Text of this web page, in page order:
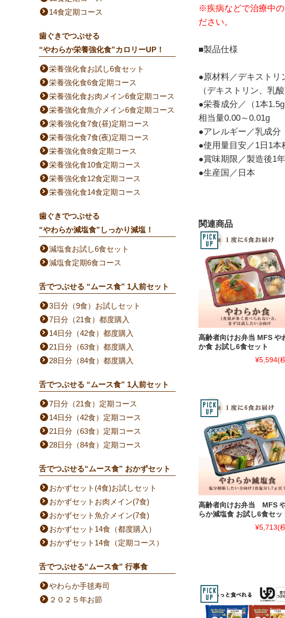
※疾病などで治療中
ださい。
■製品仕様
●原材料／デキストリ
（デキストリン、乳
●栄養成分／（1本
相当量0.00～0.01g
●アレルギー／乳成分
●使用量目安／1日1本
●賞味期限／製造後1
●生産国／日本
関連商品
高齢者向けお弁当 MFS や
か食 お試し6食セット
¥5,594(
高齢者向けお弁当 MFS
らか減塩食 お試し6食セッ
¥5,713(
14食定期コース
歯ぐきでつぶせる
“やわらか栄養強化食”カロリーUP！
栄養強化食お試し6食セット
栄養強化食6食定期コース
栄養強化食お肉メイン6食定期コース
栄養強化食魚介メイン6食定期コース
栄養強化食7食(昼)定期コース
栄養強化食7食(夜)定期コース
栄養強化食8食定期コース
栄養強化食10食定期コース
栄養強化食12食定期コース
栄養強化食14食定期コース
歯ぐきでつぶせる
“やわらか減塩食”しっかり減塩！
減塩食お試し6食セット
減塩食定期6食コース
舌でつぶせる “ムース食” 1人前セット
3日分（9食）お試しセット
7日分（21食）都度購入
14日分（42食）都度購入
21日分（63食）都度購入
28日分（84食）都度購入
舌でつぶせる “ムース食” 1人前セット
7日分（21食）定期コース
14日分（42食）定期コース
21日分（63食）定期コース
28日分（84食）定期コース
舌でつぶせる“ムース食” おかずセット
おかずセット(4食)お試しセット
おかずセットお肉メイン(7食)
おかずセット魚介メイン(7食)
おかずセット14食（都度購入）
おかずセット14食（定期コース）
舌でつぶせる“ムース食” 行事食
やわらか手毬寿司
２０２５年お節